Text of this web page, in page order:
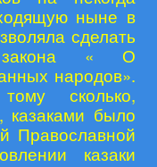
ныне в
сделать
закона « О
народов».
сколько,
было
Православной
казаки